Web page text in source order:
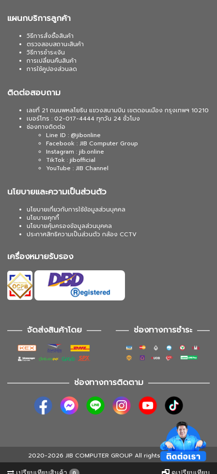
แผนกบริการลูกค้า
วิธีการสั่งซื้อสินค้า
ตรวจสอบสถานะสินค้า
วิธีการชำระเงิน
การเปลี่ยนคืนสินค้า
การใช้คูปองส่วนลด
ติดต่อสอบถาม
เลขที่ 21 ถนนพหลโยธิน แขวงสนามบิน เขตดอนเมือง กรุงเทพฯ 10210
เบอร์โทร : 02-017-4444 ทุกวัน 24 ชั่วโมง
ช่องทางติดต่อ
Line ID : @jibonline
Facebook : JIB Computer Group
Instagram : jib.online
TikTok : jibofficial
YouTube : JIB Channel
นโยบายและความเป็นส่วนตัว
นโยบายเกี่ยวกับการใช้ข้อมูลส่วนบุคคล
นโยบายคุกกี้
นโยบายคุ้มครองข้อมูลส่วนบุคคล
ประกาศสิทธิความเป็นส่วนตัว กล้อง CCTV
เครื่องหมายรับรอง
จัดส่งสินค้าโดย ช่องทางการชำระ
ช่องทางการติดตาม
2020-2026 JIB COMPUTER GROUP All rights reserved
เปรียบเทียบสินค้า ดูเปรียบเทียบ